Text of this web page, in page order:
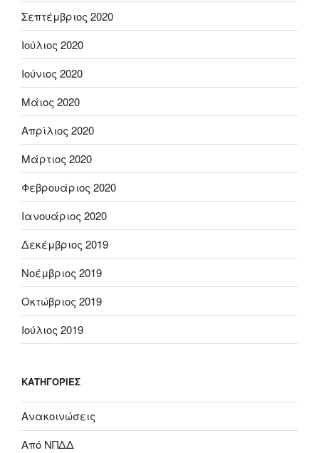
Σεπτέμβριος 2020
Ιούλιος 2020
Ιούνιος 2020
Μάιος 2020
Απρίλιος 2020
Μάρτιος 2020
Φεβρουάριος 2020
Ιανουάριος 2020
Δεκέμβριος 2019
Νοέμβριος 2019
Οκτώβριος 2019
Ιούλιος 2019
KΑΤΗΓΟΡΊΕΣ
Ανακοινώσεις
Από ΝΠΔΔ